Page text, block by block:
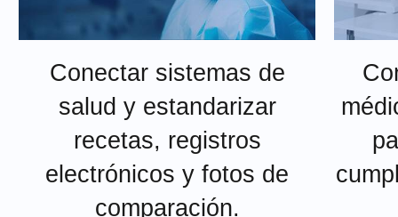
Conectar sistemas de
salud y estandarizar
recetas, registros
electrónicos y fotos de
comparación.